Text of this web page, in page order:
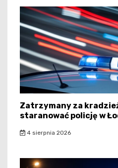
Zatrzymany za
staranować policję w
4 sierpnia 2026